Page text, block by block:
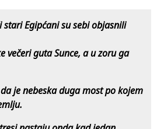
stari Egipćani su sebi objasnili
večeri guta Sunce, a u zoru ga
je nebeska duga most po kojem